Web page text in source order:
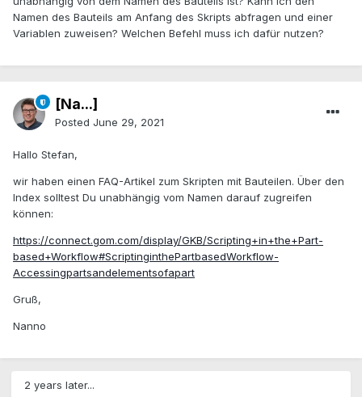
Namen des Bauteils am Anfang des Skripts abfragen und einer
Variablen zuweisen? Welchen Befehl muss ich dafür nutzen?
[Na...]
Posted June 29, 2021
Hallo Stefan,
wir haben einen FAQ-Artikel zum Skripten mit Bauteilen. Über den
Index solltest Du unabhängig vom Namen darauf zugreifen
können:
https://connect.gom.com/display/GKB/Scripting+in+the+Part-
based+Workflow#ScriptinginthePartbasedWorkflow-
Accessingpartsandelementsofapart
Gruß,
Nanno
2 years later...